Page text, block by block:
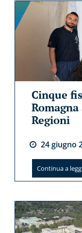
Cinque
Regioni
24giugno
Continua a